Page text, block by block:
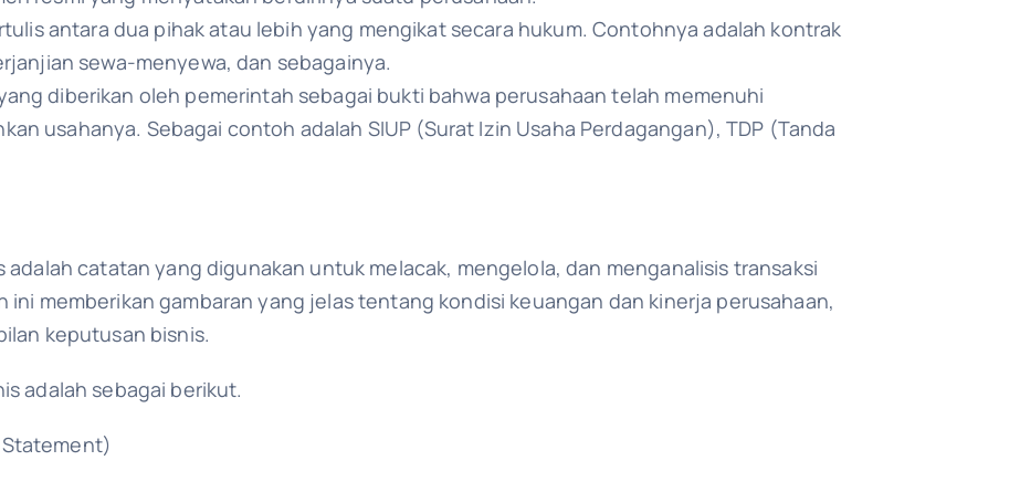
antara dua pihak atau lebih yang mengikat secara hukum. Contohnya adalah kontrak
sewa-menyewa, dan sebagainya.
diberikan oleh pemerintah sebagai bukti bahwa perusahaan telah memenuhi
usahanya. Sebagai contoh adalah SIUP (Surat Izin Usaha Perdagangan), TDP (Tanda
adalah catatan yang digunakan untuk melacak, mengelola, dan menganalisis transaksi
ini memberikan gambaran yang jelas tentang kondisi keuangan dan kinerja perusahaan,
keputusan bisnis.
adalah sebagai berikut.
Statement)